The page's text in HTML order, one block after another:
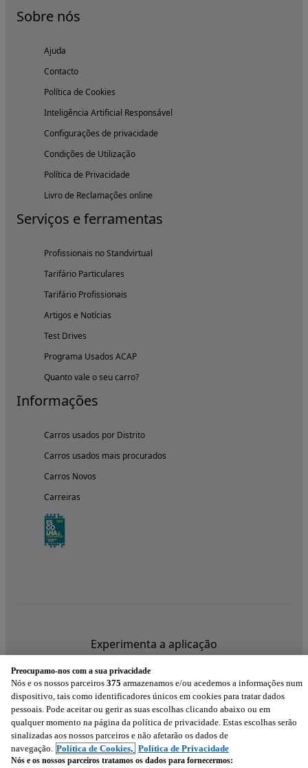
Sobre nós
Ajuda
Contacto
Política de Cookies
Inteligência Artificial Responsável
Configurações de privacidade
Condições de Utilização
Política de Privacidade
Livro de Reclamações online
Serviços e ferramentas
Profissionais no Standvirtual
Tarifário Particulares
Tarifário Profissionais
Artigos e Notícias
Test Drives
Programa Usados ACAP
Quanto vale o seu carro?
Informações
Carros usados por Distrito
Carros usados mais procurados
Carros Novos
Carreiras
Experimenta a aplicação
Preocupamo-nos com a sua privacidade
Nós e os nossos parceiros 375 armazenamos e/ou acedemos a informações num
dispositivo, tais como identificadores únicos em cookies para tratar dados
pessoais. Pode aceitar ou gerir as suas escolhas clicando abaixo ou em
qualquer momento na página da política de privacidade. Estas escolhas serão
sinalizadas aos nossos parceiros e não afetarão os dados de
navegação. Política de Cookies, Política de Privacidade
Nós e os nossos parceiros tratamos os dados para fornecermos: